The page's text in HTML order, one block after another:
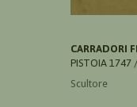
CARRADORI
PISTOIA 1747
Scultore